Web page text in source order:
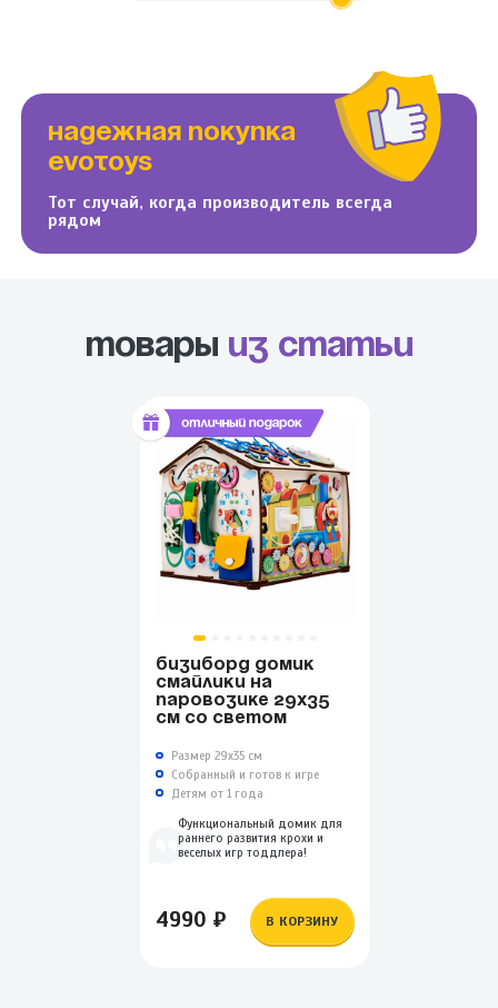
НАДЕЖНАЯ ПОКУПКА
EVOTOYS
Тот случай, когда производитель всегда
рядом
Товары из статьи
БИЗИБОРД ДОМИК
СМАЙЛИКИ НА
ПАРОВОЗИКЕ 29Х35
СМ СО СВЕТОМ
Размер 29х35 см
Собранный и готов к игре
Детям от 1 года
Функциональный домик для
раннего развития крохи и
веселых игр тоддлера!
4990 ₽ В КОРЗИНУ